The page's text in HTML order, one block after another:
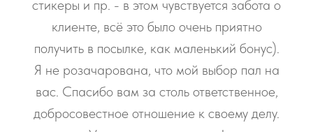
стикеры и пр. - в этом чувствуется забота о
клиенте, всё это было очень приятно
получить в посылке, как маленький бонус).
Я не розачарована, что мой выбор пал на
вас. Спасибо вам за столь ответственное,
добросовестное отношение к своему делу.